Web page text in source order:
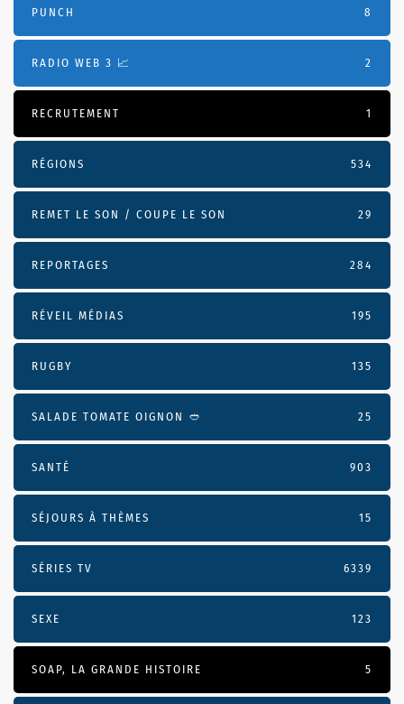
PUNCH 8
RADIO WEB 3 📈 2
RECRUTEMENT 1
RÉGIONS 534
REMET LE SON / COUPE LE SON 29
REPORTAGES 284
RÉVEIL MÉDIAS 195
RUGBY 135
SALADE TOMATE OIGNON 🥙 25
SANTÉ 903
SÉJOURS À THÈMES 15
SÉRIES TV 6339
SEXE 123
SOAP, LA GRANDE HISTOIRE 5